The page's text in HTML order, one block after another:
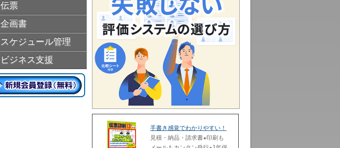
伝票
企画書
スケジュール管理
ビジネス支援
手書き感覚でわかりやすい！
見積・納品・請求書★印刷も